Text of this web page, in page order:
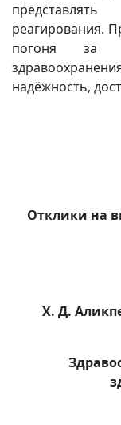
реагирования.
погоня за
надёжность,
Отклики на
Х. Д.